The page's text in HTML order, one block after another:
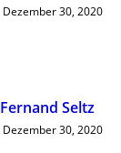
Dezember 30, 2020
Fernand Seltz
Dezember 30, 2020